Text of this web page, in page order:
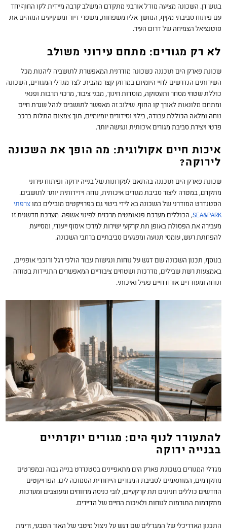
בגוש דן. השכונה מציעה מודל אורבני מתקדם המשלב קרבה מיידית לקו החוף יחד
עם פיתוח סביבתי מקיף, המושך אליו משפחות, משפרי דיור ומשקיעים המזהים את
פוטנציאל הצמיחה של דרום העיר.
לא רק מגורים: מתחם עירוני משולב
שכונת פארק הים תוכננה כשכונה מודרנית המאפשרת לתושביה ליהנות מכל
השירותים הנדרשים לחיי היומיום במרחק קצר מהבית. לצד מגדלי המגורים, השכונה
כוללת שטחי מסחר ותעסוקה, מוסדות חינוך, מבני ציבור, מרכזי תרבות ופנאי
ומתחם מלונאות לאורך קו החוף. שילוב זה מאפשר לתושבים לנהל שגרת חיים
נוחה ומלאה הכוללת עבודה, בילוי וסידורים יומיומיים, תוך צמצום התלות ברכב
פרטי ויצירת סביבת מגורים איכותית ונגישה יותר.
איכות חיים אקולוגית: מה הופך את השכונה
לירוקה?
שכונת פארק הים תוכננה בהתאם לעקרונות של בנייה ירוקה ופיתוח עירוני
מתקדם, במטרה ליצור סביבת מגורים איכותית, נוחה וידידותית יותר לתושבים.
הסטנדרט המודרני של השכונה בא לידי ביטוי גם בפרויקטים מובילים כמוצרפתי
SEA&PARK, הכוללים מערכת פנאומטית מרכזית לפינוי אשפה. מערכת חדשנית זו
מעבירה את הפסולת באופן תת קרקעי ישירות למרכז איסוף ייעודי, ומסייעת
להפחתת רעש, עומסי תנועה ומפגעים סביבתיים ברחבי השכונה.
בנוסף, תכנון השכונה שם דגש על נוחות ונגישות עבור הולכי רגל ורוכבי אופניים,
באמצעות רשת שבילים, מדרכות ושטחים ציבוריים המאפשרים התניידות בטוחה
ונוחה ומעודדים אורח חיים פעיל ואיכותי.
להתעורר לנוף הים: מגורים יוקרתיים
בבנייה ירוקה
מגדלי המגורים בשכונת פארק הים מתאפיינים בסטנדרט בנייה גבוה ובמפרטים
מתקדמים, המותאמים לסביבת המגורים הייחודית הסמוכה לים. הפרויקטים
החדשים כוללים חניונים תת קרקעיים, לובי כניסה מרווחים ומעוצבים ומערכות
מתקדמות התורמות לנוחות ולאיכות החיים של הדיירים.
התכנון האדריכלי של המגדלים שם דגש על ניצול מיטבי של האור הטבעי, זרימת